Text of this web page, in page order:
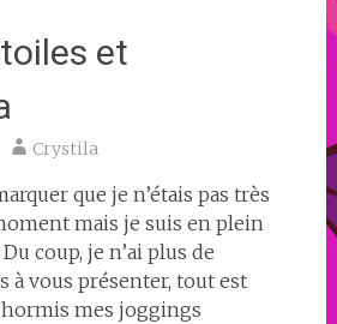
et
Crystila
que je n’étais pas très
mais je suis en plein
coup, je n’ai plus de
à vous présenter, tout est
mes joggings